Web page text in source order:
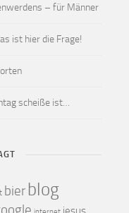
– für Männer
ist hier die Frage!
scheiße ist…
bier blog